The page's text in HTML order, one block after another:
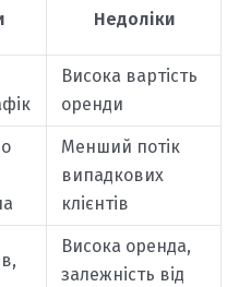
Недоліки
Висока вартість
оренди
Менший потік
випадкових
клієнтів
Висока оренда,
залежність від